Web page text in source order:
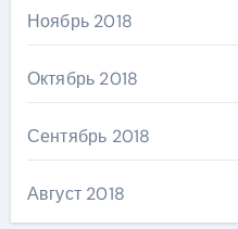
Ноябрь 2018
Октябрь 2018
Сентябрь 2018
Август 2018